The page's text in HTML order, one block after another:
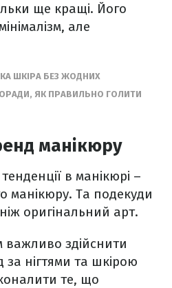
ще кращі. Його
але
ШКІРА БЕЗ ЖОДНИХ
ЯК ПРАВИЛЬНО ГОЛИТИ
манікюру
в манікюрі –
манікюру. Та подекуди
оригінальний арт.
здійснити
нігтями та шкірою
те, що